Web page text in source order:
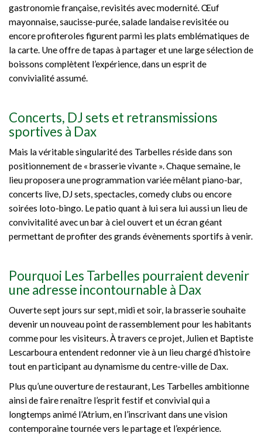
gastronomie française, revisités avec modernité. Œuf
mayonnaise, saucisse-purée, salade landaise revisitée ou
encore profiteroles figurent parmi les plats emblématiques de
la carte. Une offre de tapas à partager et une large sélection de
boissons complètent l’expérience, dans un esprit de
convivialité assumé.
Concerts, DJ sets et retransmissions
sportives à Dax
Mais la véritable singularité des Tarbelles réside dans son
positionnement de « brasserie vivante ». Chaque semaine, le
lieu proposera une programmation variée mêlant piano-bar,
concerts live, DJ sets, spectacles, comedy clubs ou encore
soirées loto-bingo. Le patio quant à lui sera lui aussi un lieu de
convivitalité avec un bar à ciel ouvert et un écran géant
permettant de profiter des grands évènements sportifs à venir.
Pourquoi Les Tarbelles pourraient devenir
une adresse incontournable à Dax
Ouverte sept jours sur sept, midi et soir, la brasserie souhaite
devenir un nouveau point de rassemblement pour les habitants
comme pour les visiteurs. À travers ce projet, Julien et Baptiste
Lescarboura entendent redonner vie à un lieu chargé d’histoire
tout en participant au dynamisme du centre-ville de Dax.
Plus qu’une ouverture de restaurant, Les Tarbelles ambitionne
ainsi de faire renaître l’esprit festif et convivial qui a
longtemps animé l’Atrium, en l’inscrivant dans une vision
contemporaine tournée vers le partage et l’expérience.